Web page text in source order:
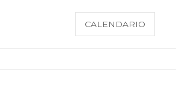
CALENDARIO